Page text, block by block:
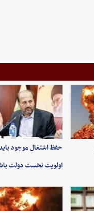
حفظ اشتغال موجود باید
اولویت نخست دولت